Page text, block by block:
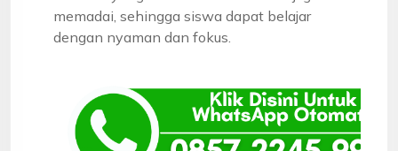
memadai, sehingga siswa dapat belajar
dengan nyaman dan fokus.